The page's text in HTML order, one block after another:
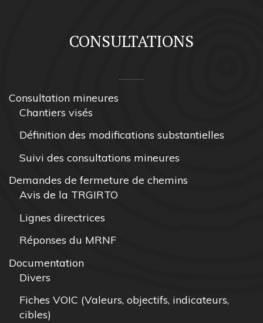
CONSULTATIONS
Consultation mineures
Chantiers visés
Définition des modifications substantielles
Suivi des consultations mineures
Demandes de fermeture de chemins
Avis de la TRGIRTO
Lignes directrices
Réponses du MRNF
Documentation
Divers
Fiches VOIC (Valeurs, objectifs, indicateurs,
cibles)